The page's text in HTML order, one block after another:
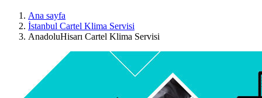
Ana sayfa
İstanbul Cartel Klima Servisi
AnadoluHisarı Cartel Klima Servisi